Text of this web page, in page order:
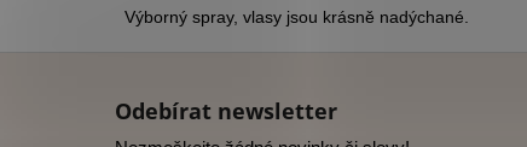
Výborný spray, vlasy jsou krásně nadýchané.
Odebírat newsletter